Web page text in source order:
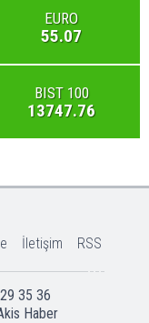
EURO
55.07
BIST 100
13747.76
İletişim RSS
35 36
Haber